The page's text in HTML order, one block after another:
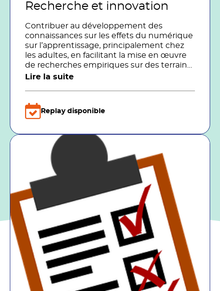
Recherche et innovation
Contribuer au développement des
connaissances sur les effets du numérique
sur l’apprentissage, principalement chez
les adultes, en facilitant la mise en œuvre
de recherches empiriques sur des terrains
proposés par les membres du FFFOD.
Lire la suite
Replay disponible